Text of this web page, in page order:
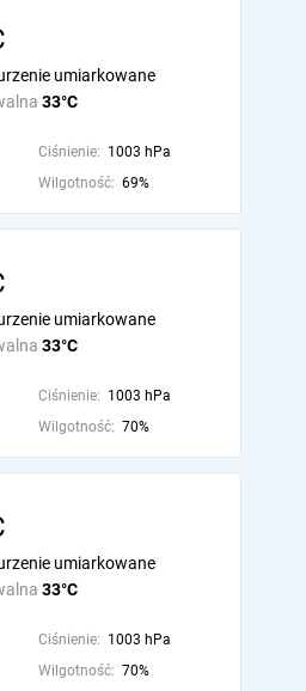
33°C
umiarkowane
Ciśnienie: 1003 hPa
Wilgotność: 69%
33°C
umiarkowane
Ciśnienie: 1003 hPa
Wilgotność: 70%
33°C
umiarkowane
Ciśnienie: 1003 hPa
Wilgotność: 70%